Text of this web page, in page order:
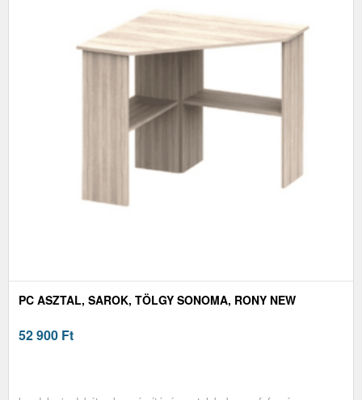
PC ASZTAL, SAROK, TÖLGY SONOMA, RONY NEW
52 900 Ft